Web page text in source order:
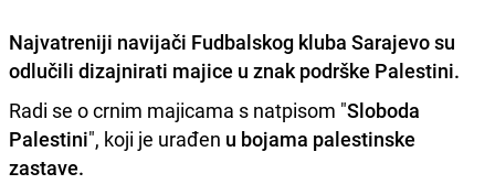
Najvatreniji navijači Fudbalskog kluba Sarajevo su
odlučili dizajnirati majice u znak podrške Palestini.
Radi se o crnim majicama s natpisom "Sloboda
Palestini", koji je urađen u bojama palestinske
zastave.